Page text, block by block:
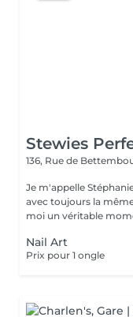
Stewies
136, Rue de
Je m'appelle
avec toujours la
moi un véritable
Nail Art
Prix pour 1 ongle